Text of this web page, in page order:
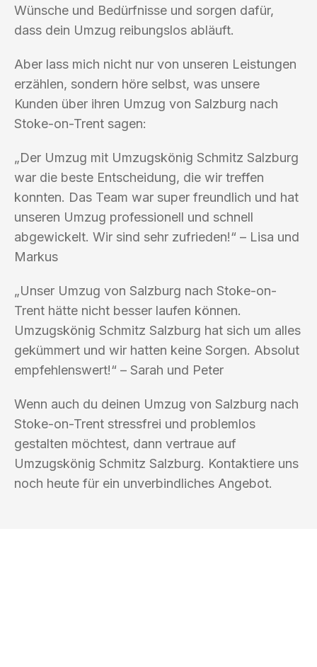
Wünsche und Bedürfnisse und sorgen dafür,
dass dein Umzug reibungslos abläuft.
Aber lass mich nicht nur von unseren Leistungen
erzählen, sondern höre selbst, was unsere
Kunden über ihren Umzug von Salzburg nach
Stoke-on-Trent sagen:
„Der Umzug mit Umzugskönig Schmitz Salzburg
war die beste Entscheidung, die wir treffen
konnten. Das Team war super freundlich und hat
unseren Umzug professionell und schnell
abgewickelt. Wir sind sehr zufrieden!“ – Lisa und
Markus
„Unser Umzug von Salzburg nach Stoke-on-
Trent hätte nicht besser laufen können.
Umzugskönig Schmitz Salzburg hat sich um alles
gekümmert und wir hatten keine Sorgen. Absolut
empfehlenswert!“ – Sarah und Peter
Wenn auch du deinen Umzug von Salzburg nach
Stoke-on-Trent stressfrei und problemlos
gestalten möchtest, dann vertraue auf
Umzugskönig Schmitz Salzburg. Kontaktiere uns
noch heute für ein unverbindliches Angebot.